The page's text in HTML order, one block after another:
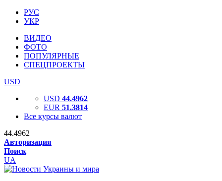
РУС
УКР
ВИДЕО
ФОТО
ПОПУЛЯРНЫЕ
СПЕЦПРОЕКТЫ
USD
USD 44.4962
EUR 51.3814
Все курсы валют
44.4962
Авторизация
Поиск
UA